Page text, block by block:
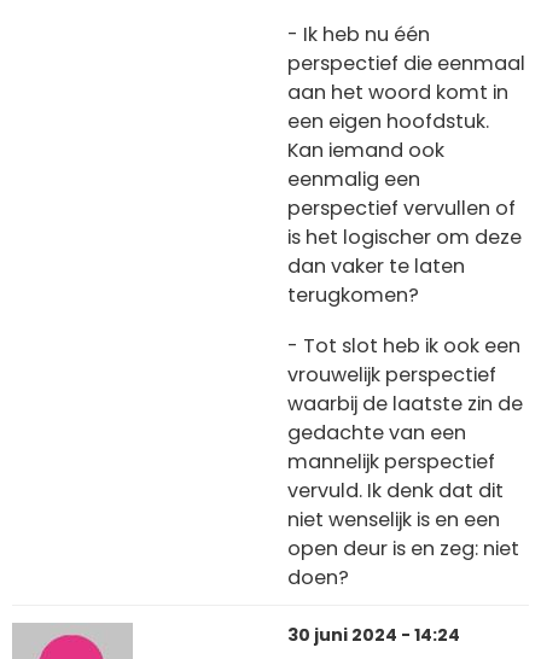
- Ik heb nu één
perspectief die eenmaal
aan het woord komt in
een eigen hoofdstuk.
Kan iemand ook
eenmalig een
perspectief vervullen of
is het logischer om deze
dan vaker te laten
terugkomen?
- Tot slot heb ik ook een
vrouwelijk perspectief
waarbij de laatste zin de
gedachte van een
mannelijk perspectief
vervuld. Ik denk dat dit
niet wenselijk is en een
open deur is en zeg: niet
doen?
30 juni 2024 - 14:24